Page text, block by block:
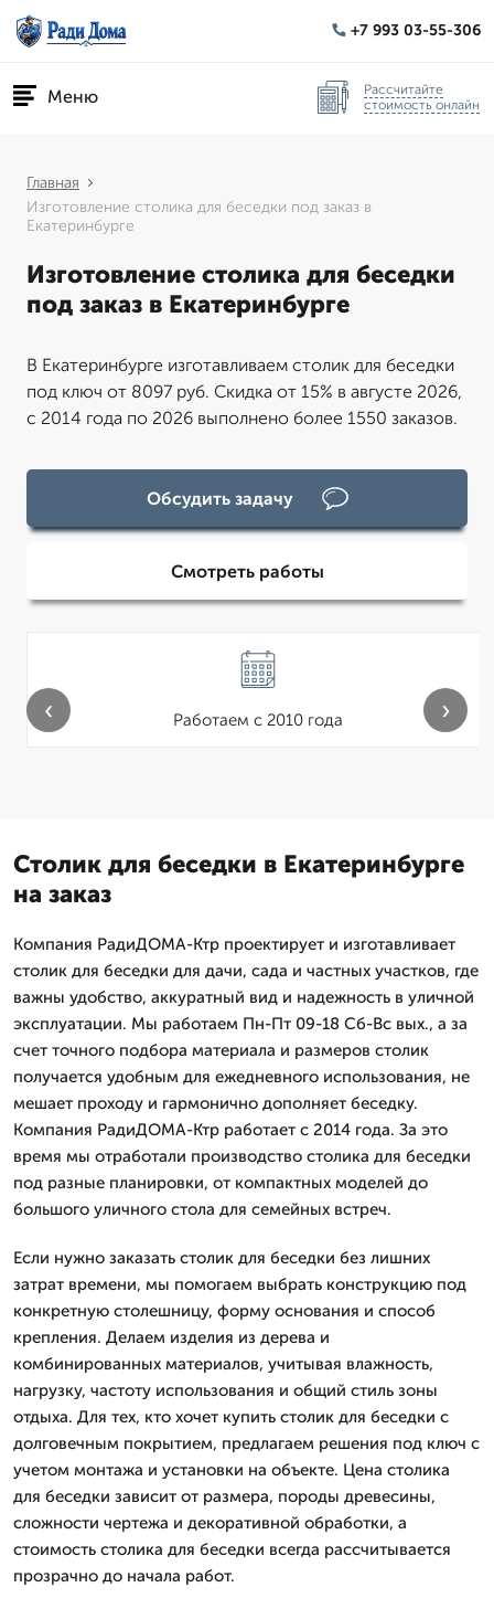
+7 993 03-55-306
Меню
Рассчитайте
стоимость онлайн
Главная
Изготовление столика для беседки под заказ в
Екатеринбурге
Изготовление столика для беседки
под заказ в Екатеринбурге
В Екатеринбурге изготавливаем столик для беседки
под ключ от 8097 руб. Скидка от 15% в августе 2026,
с 2014 года по 2026 выполнено более 1550 заказов.
Обсудить задачу
Смотреть работы
Работаем с 2010 года
‹ ›
Столик для беседки в Екатеринбурге
на заказ
Компания РадиДОМА-Ктр проектирует и изготавливает
столик для беседки для дачи, сада и частных участков, где
важны удобство, аккуратный вид и надежность в уличной
эксплуатации. Мы работаем Пн-Пт 09-18 Сб-Вс вых., а за
счет точного подбора материала и размеров столик
получается удобным для ежедневного использования, не
мешает проходу и гармонично дополняет беседку.
Компания РадиДОМА-Ктр работает с 2014 года. За это
время мы отработали производство столика для беседки
под разные планировки, от компактных моделей до
большого уличного стола для семейных встреч.
Если нужно заказать столик для беседки без лишних
затрат времени, мы помогаем выбрать конструкцию под
конкретную столешницу, форму основания и способ
крепления. Делаем изделия из дерева и
комбинированных материалов, учитывая влажность,
нагрузку, частоту использования и общий стиль зоны
отдыха. Для тех, кто хочет купить столик для беседки с
долговечным покрытием, предлагаем решения под ключ с
учетом монтажа и установки на объекте. Цена столика
для беседки зависит от размера, породы древесины,
сложности чертежа и декоративной обработки, а
стоимость столика для беседки всегда рассчитывается
прозрачно до начала работ.